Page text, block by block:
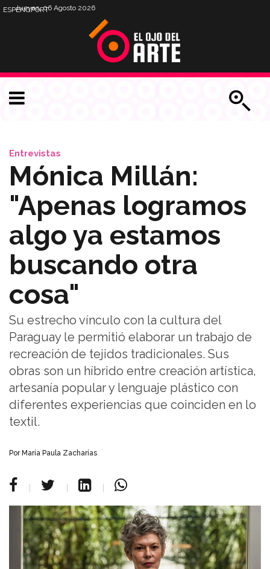
Jueves, 06 Agosto 2026
ESPENGPORT
Entrevistas
Mónica Millán:
"Apenas logramos
algo ya estamos
buscando otra
cosa"
Su estrecho vínculo con la cultura del
Paraguay le permitió elaborar un trabajo de
recreación de tejidos tradicionales. Sus
obras son un híbrido entre creación artística,
artesanía popular y lenguaje plástico con
diferentes experiencias que coinciden en lo
textil.
Por María Paula Zacharías